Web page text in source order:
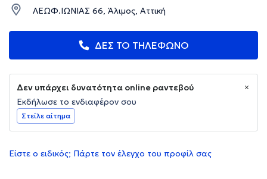
ΛΕΩΦ.ΙΩΝΙΑΣ 66, Άλιμος, Αττική
ΔΕΣ ΤΟ ΤΗΛΕΦΩΝΟ
Δεν υπάρχει δυνατότητα online ραντεβού
Εκδήλωσε το ενδιαφέρον σου
Στείλε αίτημα
Είστε ο ειδικός; Πάρτε τον έλεγχο του προφίλ σας